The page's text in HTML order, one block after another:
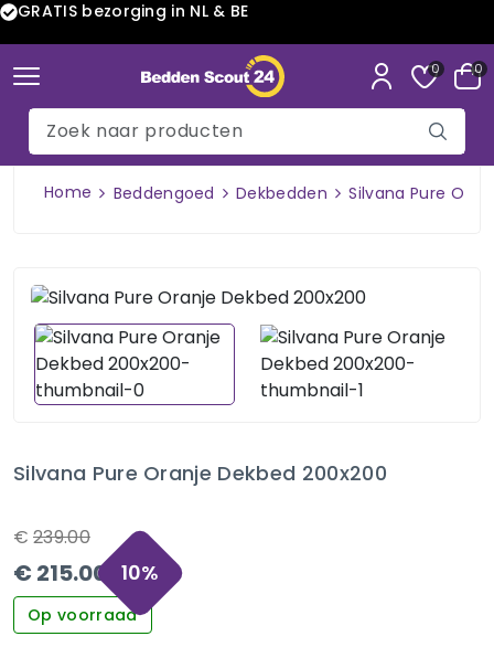
GRATIS bezorging in NL & BE
0 0
Home Beddengoed Dekbedden Silvana Pure
Silvana Pure Oranje Dekbed 200x200
€ 239.00
€ 215.00 10%
Op voorraad